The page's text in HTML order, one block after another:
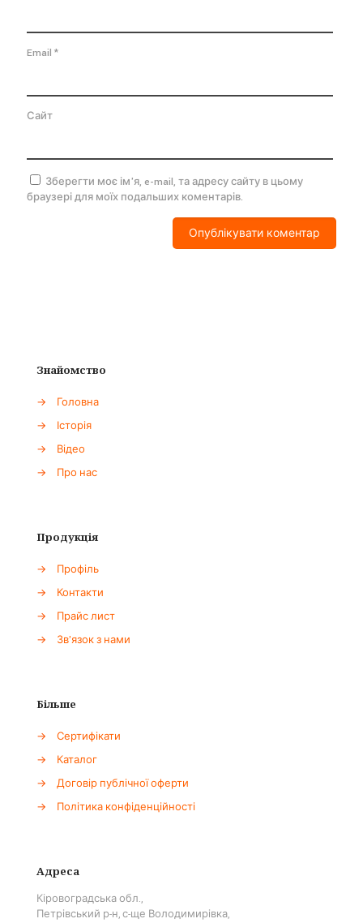
Email *
Сайт
Зберегти моє ім'я, e-mail, та адресу сайту в цьому
браузері для моїх подальших коментарів.
Знайомство
→
Головна
→
Історія
→
Відео
→
Про нас
Продукція
→
Профіль
→
Контакти
→
Прайс лист
→
Зв'язок з нами
Більше
→
Сертифікати
→
Каталог
→
Договір публічної оферти
→
Політика конфіденційності
Адреса
Кіровоградська обл.,
Петрівський р-н, с-ще Володимирівка,